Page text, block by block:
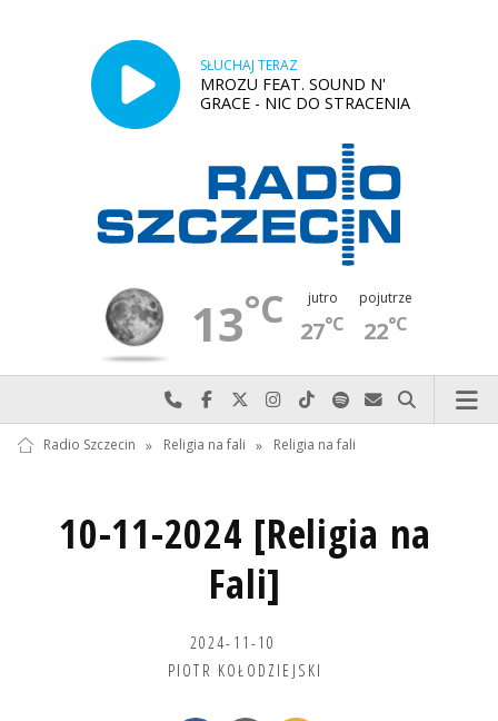
SŁUCHAJ TERAZ
MROZU FEAT. SOUND N'
GRACE - NIC DO STRACENIA
13°C jutro
27°C
pojutrze
22°C
Najlepiej po prostu do nas zadzwoń
Odwiedź nas na Facebook-u
Odwiedź nas na X
Odwiedź nas na Instagram-ie
Odwiedź nas na TikTok-u
Szukaj nas na Spotify
Wyślij do nas
Szukaj
Radio Szczecin » Religia na fali » Religia na fali
10-11-2024 [Religia na
Fali]
2024-11-10
PIOTR KOŁODZIEJSKI